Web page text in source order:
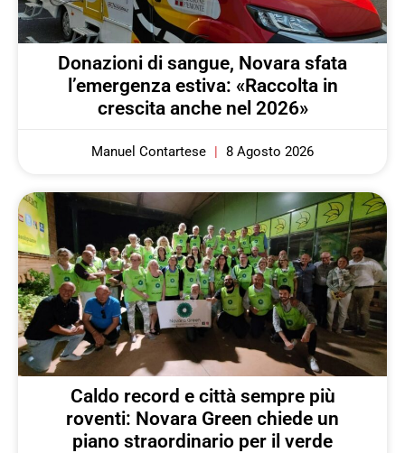
Donazioni di sangue, Novara sfata
l’emergenza estiva: «Raccolta in
crescita anche nel 2026»
Manuel Contartese 8 Agosto 2026
Caldo record e città sempre più
roventi: Novara Green chiede un
piano straordinario per il verde